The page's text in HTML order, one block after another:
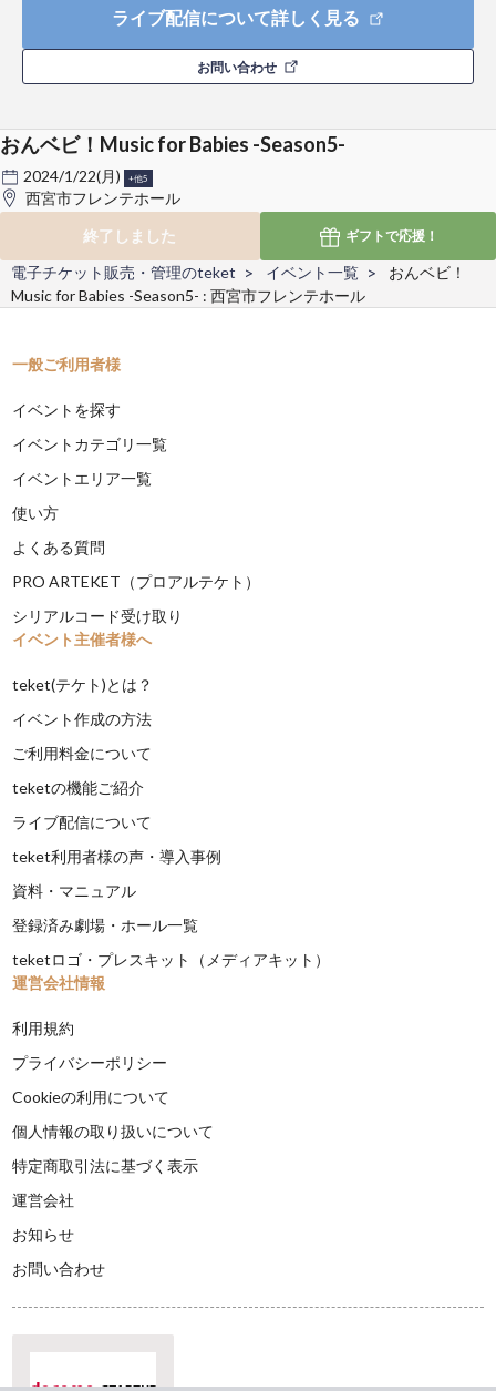
ライブ配信について詳しく見る
お問い合わせ
おんベビ！Music for Babies -Season5-
2024/1/22(月) +他5
西宮市フレンテホール
終了しました
ギフトで応援！
電子チケット販売・管理のteket イベント一覧
おんベビ！
Music for Babies -Season5- : 西宮市フレンテホール
一般ご利用者様
イベントを探す
イベントカテゴリ一覧
イベントエリア一覧
使い方
よくある質問
PRO ARTEKET（プロアルテケト）
シリアルコード受け取り
イベント主催者様へ
teket(テケト)とは？
イベント作成の方法
ご利用料金について
teketの機能ご紹介
ライブ配信について
teket利用者様の声・導入事例
資料・マニュアル
登録済み劇場・ホール一覧
teketロゴ・プレスキット（メディアキット）
運営会社情報
利用規約
プライバシーポリシー
Cookieの利用について
個人情報の取り扱いについて
特定商取引法に基づく表示
運営会社
お知らせ
お問い合わせ